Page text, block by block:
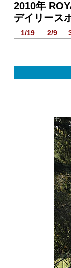
2010年
デイリース
1/19 2/9